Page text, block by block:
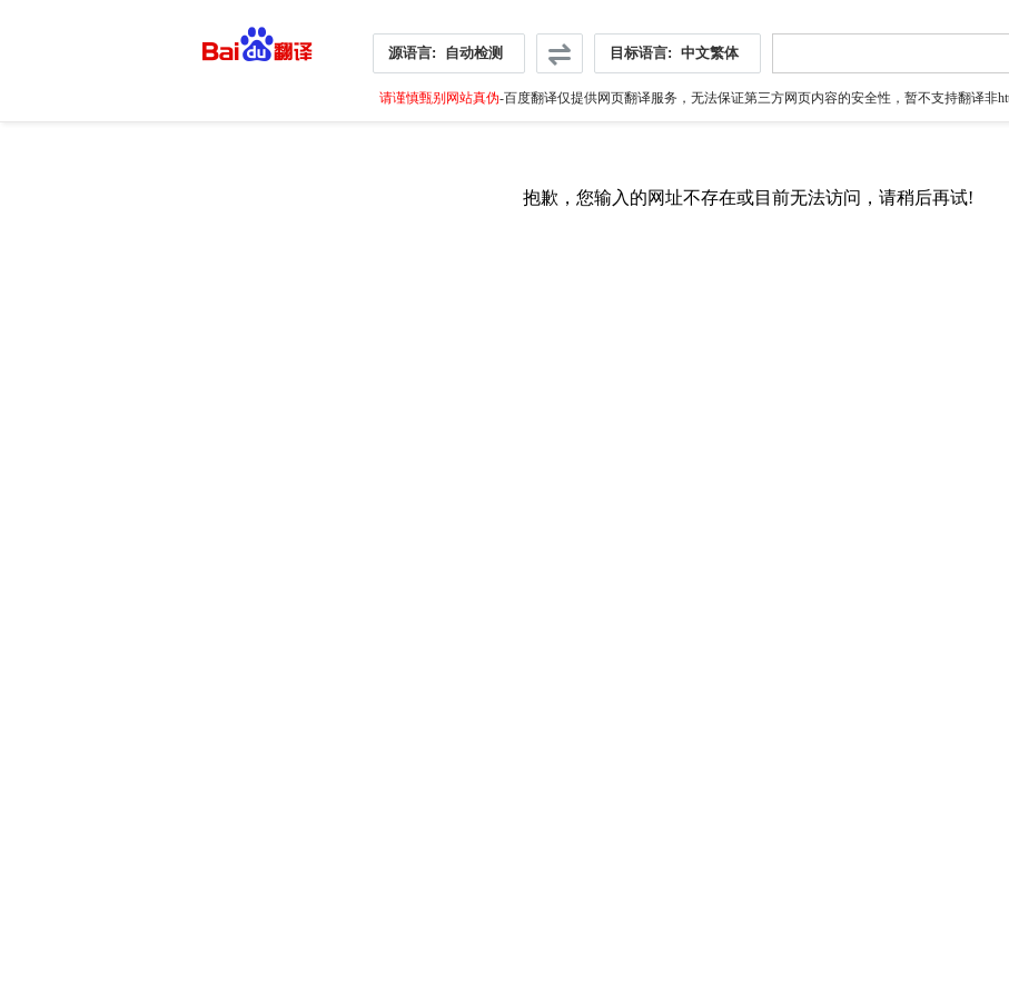
源语言: 自动检测 目标语言: 中文繁体
请谨慎甄别网站真伪-百度翻译仅提供网页翻译服务，无法保证第三方网页内容的安全性，暂不支持翻译非